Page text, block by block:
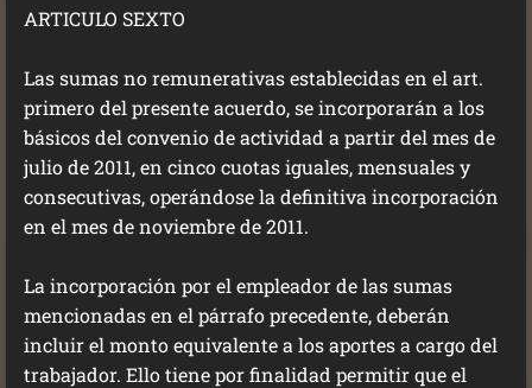
ARTICULO SEXTO
Las sumas no remunerativas establecidas en el art.
primero del presente acuerdo, se incorporarán a los
básicos del convenio de actividad a partir del mes de
julio de 2011, en cinco cuotas iguales, mensuales y
consecutivas, operándose la definitiva incorporación
en el mes de noviembre de 2011.
La incorporación por el empleador de las sumas
mencionadas en el párrafo precedente, deberán
incluir el monto equivalente a los aportes a cargo del
trabajador. Ello tiene por finalidad permitir que el